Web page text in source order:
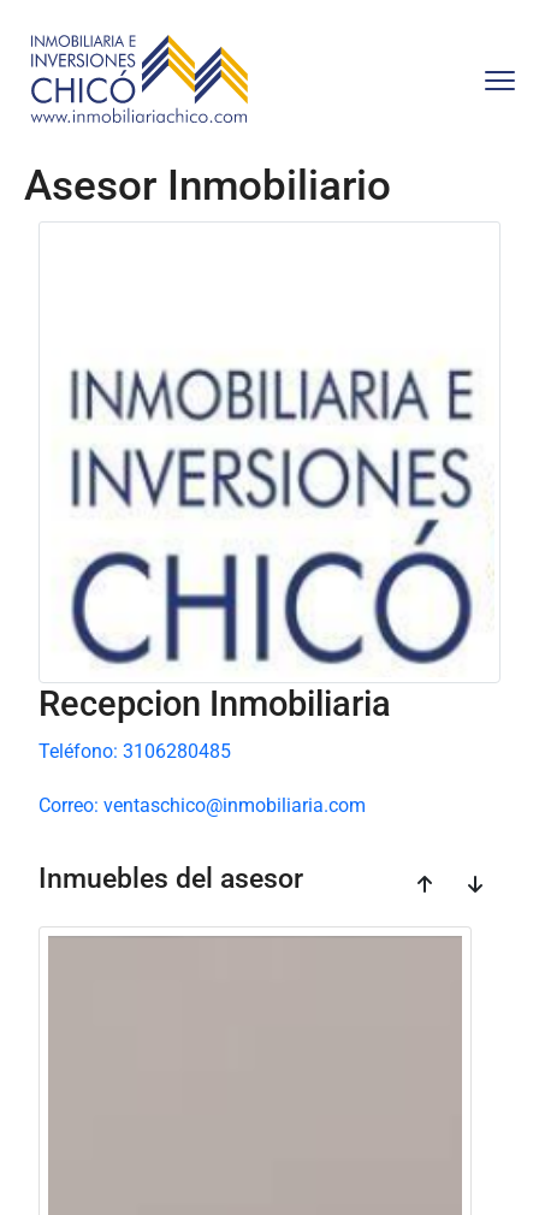
Asesor Inmobiliario
Recepcion Inmobiliaria
Teléfono: 3106280485
Correo: ventaschico@inmobiliaria.com
Inmuebles del asesor